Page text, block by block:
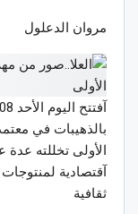
مروان الدعلول
بالذهيبات في
الأولى تخللته
آقتصادية
ثقافية